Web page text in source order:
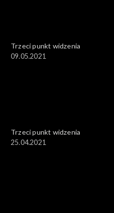
Trzeci punkt widzenia
09.05.2021
Trzeci punkt widzenia
25.04.2021